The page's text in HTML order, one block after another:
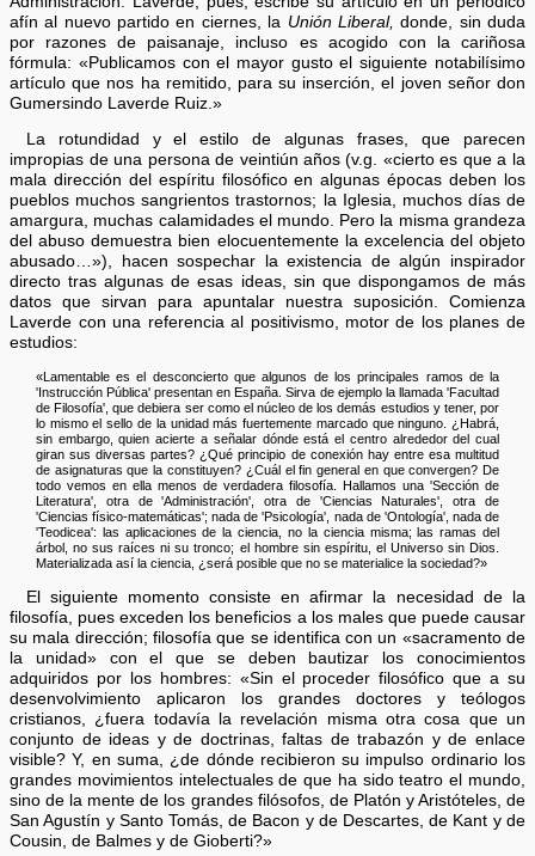
afín al nuevo partido en ciernes, la Unión Liberal, donde, sin duda
por razones de paisanaje, incluso es acogido con la cariñosa
fórmula: «Publicamos con el mayor gusto el siguiente notabilísimo
artículo que nos ha remitido, para su inserción, el joven señor don
Gumersindo Laverde Ruiz.»
La rotundidad y el estilo de algunas frases, que parecen
impropias de una persona de veintiún años (v.g. «cierto es que a la
mala dirección del espíritu filosófico en algunas épocas deben los
pueblos muchos sangrientos trastornos; la Iglesia, muchos días de
amargura, muchas calamidades el mundo. Pero la misma grandeza
del abuso demuestra bien elocuentemente la excelencia del objeto
abusado…»), hacen sospechar la existencia de algún inspirador
directo tras algunas de esas ideas, sin que dispongamos de más
datos que sirvan para apuntalar nuestra suposición. Comienza
Laverde con una referencia al positivismo, motor de los planes de
estudios:
«Lamentable es el desconcierto que algunos de los principales ramos de la
'Instrucción Pública' presentan en España. Sirva de ejemplo la llamada 'Facultad
de Filosofía', que debiera ser como el núcleo de los demás estudios y tener, por
lo mismo el sello de la unidad más fuertemente marcado que ninguno. ¿Habrá,
sin embargo, quien acierte a señalar dónde está el centro alrededor del cual
giran sus diversas partes? ¿Qué principio de conexión hay entre esa multitud
de asignaturas que la constituyen? ¿Cuál el fin general en que convergen? De
todo vemos en ella menos de verdadera filosofía. Hallamos una 'Sección de
Literatura', otra de 'Administración', otra de 'Ciencias Naturales', otra de
'Ciencias físico-matemáticas'; nada de 'Psicología', nada de 'Ontología', nada de
'Teodicea': las aplicaciones de la ciencia, no la ciencia misma; las ramas del
árbol, no sus raíces ni su tronco; el hombre sin espíritu, el Universo sin Dios.
Materializada así la ciencia, ¿será posible que no se materialice la sociedad?»
El siguiente momento consiste en afirmar la necesidad de la
filosofía, pues exceden los beneficios a los males que puede causar
su mala dirección; filosofía que se identifica con un «sacramento de
la unidad» con el que se deben bautizar los conocimientos
adquiridos por los hombres: «Sin el proceder filosófico que a su
desenvolvimiento aplicaron los grandes doctores y teólogos
cristianos, ¿fuera todavía la revelación misma otra cosa que un
conjunto de ideas y de doctrinas, faltas de trabazón y de enlace
visible? Y, en suma, ¿de dónde recibieron su impulso ordinario los
grandes movimientos intelectuales de que ha sido teatro el mundo,
sino de la mente de los grandes filósofos, de Platón y Aristóteles, de
San Agustín y Santo Tomás, de Bacon y de Descartes, de Kant y de
Cousin, de Balmes y de Gioberti?»